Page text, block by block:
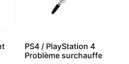
PS4 / PlayStation 4
Problème surchauffe